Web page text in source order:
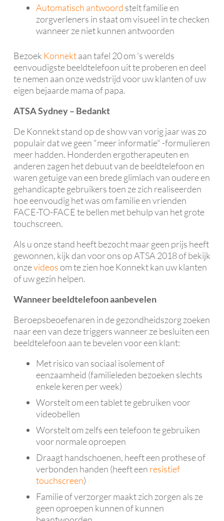
Automatisch antwoord stelt familie en
zorgverleners in staat om visueel in te checken
wanneer ze niet kunnen antwoorden
Bezoek Konnektaan tafel 20 om 's werelds
eenvoudigste beeldtelefoon uit te proberen en deel
te nemen aan onze wedstrijd voor uw klanten of uw
eigen bejaarde mama of papa.
ATSA Sydney – Bedankt
De Konnekt stand op de show van vorig jaar was zo
populair dat we geen "meer informatie" -formulieren
meer hadden. Honderden ergotherapeuten en
anderen zagen het debuut van de beeldtelefoon en
waren getuige van een brede glimlach van oudere en
gehandicapte gebruikers toen ze zich realiseerden
hoe eenvoudig het was om familie en vrienden
FACE-TO-FACE te bellen met behulp van het grote
touchscreen.
Als u onze stand heeft bezocht maar geen prijs heeft
gewonnen, kijk dan voor ons op ATSA 2018 of bekijk
onzevideosom te zien hoe Konnekt kan uw klanten
of uw gezin helpen.
Wanneer beeldtelefoon aanbevelen
Beroepsbeoefenaren in de gezondheidszorg zoeken
naar een van deze triggers wanneer ze besluiten een
beeldtelefoon aan te bevelen voor een klant:
Met risico van sociaal isolement of
eenzaamheid (familieleden bezoeken slechts
enkele keren per week)
Worstelt om een ​​tablet te gebruiken voor
videobellen
Worstelt om zelfs een telefoon te gebruiken
voor normale oproepen
Draagt ​​handschoenen, heeft een prothese of
verbonden handen (heeft een resistief
touchscreen)
Familie of verzorger maakt zich zorgen als ze
geen oproepen kunnen of kunnen